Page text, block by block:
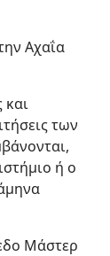
Αχαΐα
και
των
ή ο
Μάστερ